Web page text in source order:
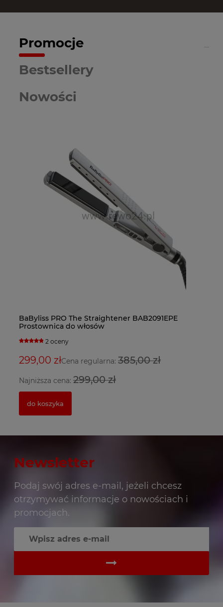
Promocje
Nowości
Bestsellery
BaByliss PRO The Straightener BAB2091EPE
Prostownica do włosów
2 oceny
299,00 złCena regularna: 385,00 zł
Najniższa cena: 299,00 zł
do koszyka
Newsletter
Podaj swój adres e-mail, jeżeli chcesz
otrzymywać informacje o nowościach i
promocjach.